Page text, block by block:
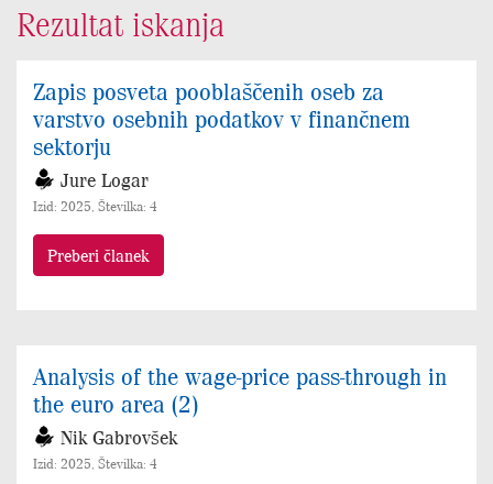
Rezultat iskanja
Zapis posveta pooblaščenih oseb za
varstvo osebnih podatkov v finančnem
sektorju
Jure Logar
Izid: 2025, Številka: 4
Preberi članek
Analysis of the wage-price pass-through in
the euro area (2)
Nik Gabrovšek
Izid: 2025, Številka: 4